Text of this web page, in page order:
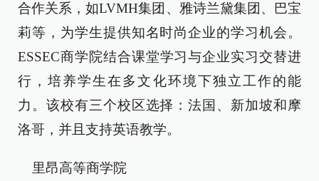
合作关系，如LVMH集团、雅诗兰黛集团、巴宝
莉等，为学生提供知名时尚企业的学习机会。
ESSEC商学院结合课堂学习与企业实习交替进
行，培养学生在多文化环境下独立工作的能
力。该校有三个校区选择：法国、新加坡和摩
洛哥，并且支持英语教学。
里昂高等商学院